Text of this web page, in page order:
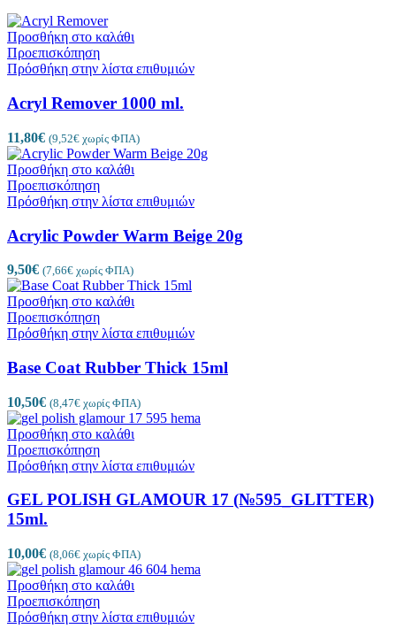
Προσθήκη στο καλάθι
Προεπισκόπηση
Πρόσθήκη στην λίστα επιθυμιών
Acryl Remover 1000 ml.
11,80€ (9,52€ χωρίς ΦΠΑ)
Προσθήκη στο καλάθι
Προεπισκόπηση
Πρόσθήκη στην λίστα επιθυμιών
Acrylic Powder Warm Beige 20g
9,50€ (7,66€ χωρίς ΦΠΑ)
Προσθήκη στο καλάθι
Προεπισκόπηση
Πρόσθήκη στην λίστα επιθυμιών
Base Coat Rubber Thick 15ml
10,50€ (8,47€ χωρίς ΦΠΑ)
Προσθήκη στο καλάθι
Προεπισκόπηση
Πρόσθήκη στην λίστα επιθυμιών
GEL POLISH GLAMOUR 17 (№595_GLITTER)
15ml.
10,00€ (8,06€ χωρίς ΦΠΑ)
Προσθήκη στο καλάθι
Προεπισκόπηση
Πρόσθήκη στην λίστα επιθυμιών